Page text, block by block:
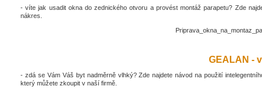
- víte jak usadit okna do zednického otvoru a provést montáž parapetu? Zde
nákres.
GEALAN -
- zdá se Vám Váš byt nadměrně vlhký? Zde najdete návod na použití
který můžete zkoupit v naší firmě.